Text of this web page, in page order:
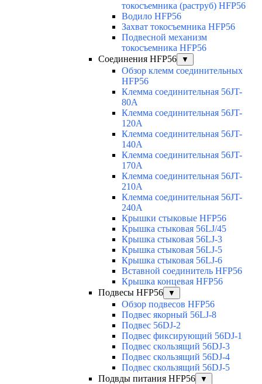
токосъемника (раструб) HFP56
Водило HFP56
Захват токосъемника HFP56
Подвесной механизм
токосъемника HFP56
Соединения HFP56
▼
Обзор клемм соединительных
HFP56
Клемма соединительная 56JT-
80A
Клемма соединительная 56JT-
120A
Клемма соединительная 56JT-
140A
Клемма соединительная 56JT-
170A
Клемма соединительная 56JT-
210A
Клемма соединительная 56JT-
240A
Крышки стыковые HFP56
Крышка стыковая 56LJ/45
Крышка стыковая 56LJ-3
Крышка стыковая 56LJ-5
Крышка стыковая 56LJ-6
Вставной соединитель HFP56
Крышка концевая HFP56
Подвесы HFP56
▼
Обзор подвесов HFP56
Подвес якорный 56LJ-8
Подвес 56DJ-2
Подвес фиксирующий 56DJ-1
Подвес скользящий 56DJ-3
Подвес скользящий 56DJ-4
Подвес скользящий 56DJ-5
Подвды питания HFP56
▼